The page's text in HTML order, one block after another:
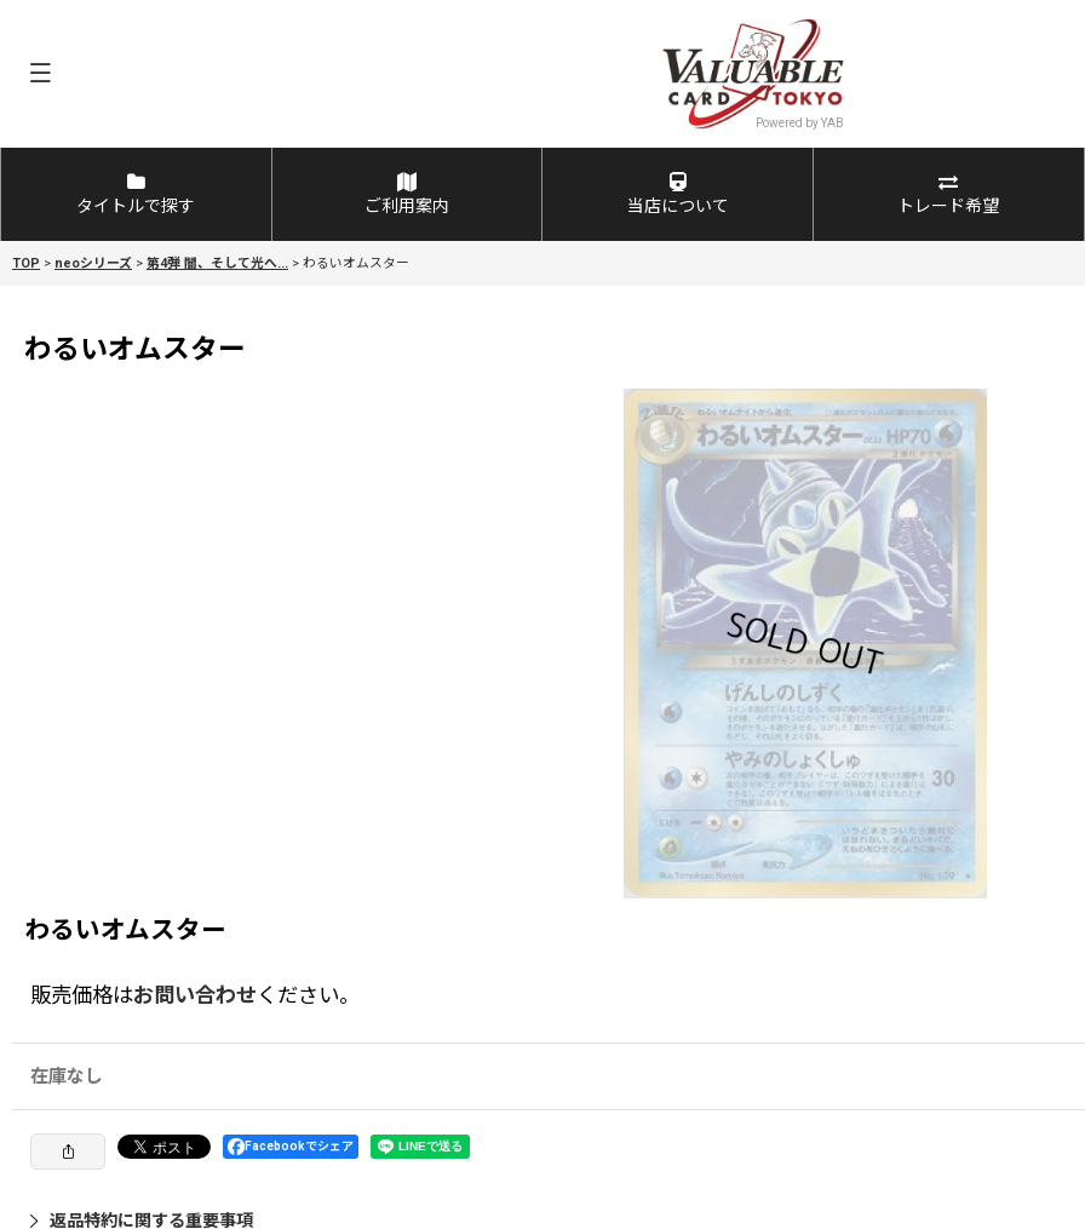
タイトルで探す ご利用案内 当店について トレード希望
TOP > neoシリーズ > 第4弾 闇、そして光へ... > わるいオムスター
わるいオムスター
わるいオムスター
販売価格はお問い合わせ ください。
在庫なし
Facebookでシェア
返品特約に関する重要事項